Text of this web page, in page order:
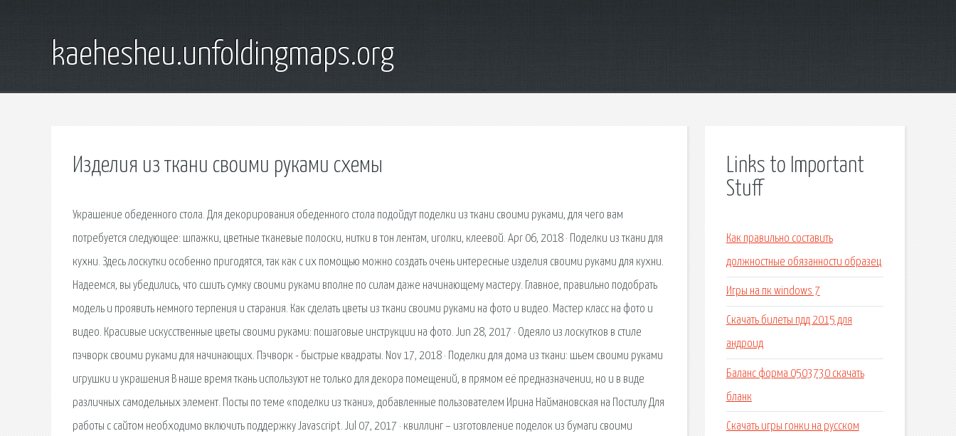
kaehesheu.unfoldingmaps.org
Изделия из ткани своими руками схемы
Украшение обеденного стола. Для декорирования обеденного стола подойдут поделки из ткани своими руками, для чего вам
потребуется следующее: шпажки, цветные тканевые полоски, нитки в тон лентам, иголки, клеевой. Apr 06, 2018 · Поделки из ткани для
кухни. Здесь лоскутки особенно пригодятся, так как с их помощью можно создать очень интересные изделия своими руками для кухни.
Надеемся, вы убедились, что сшить сумку своими руками вполне по силам даже начинающему мастеру. Главное, правильно подобрать
модель и проявить немного терпения и старания. Как сделать цветы из ткани своими руками на фото и видео. Мастер класс на фото и
видео. Красивые искусственные цветы своими руками: пошаговые инструкции на фото. Jun 28, 2017 · Одеяло из лоскутков в стиле
пэчворк своими руками для начинающих. Пэчворк - быстрые квадраты. Nov 17, 2018 · Поделки для дома из ткани: шьем своими руками
игрушки и украшения В наше время ткань используют не только для декора помещений, в прямом её предназначении, но и в виде
различных самодельных элемент. Посты по теме «поделки из ткани», добавленные пользователем Ирина Наймановская на Постилу Для
работы с сайтом необходимо включить поддержку Javascript. Jul 07, 2017 · квиллинг – изготовление поделок из бумаги своими
Links to Important
Stuff
Как правильно составить
должностные обязанности образец
Игры на пк windows 7
Скачать билеты пдд 2015 для
андроид
Баланс форма 0503730 скачать
бланк
Скачать игры гонки на русском